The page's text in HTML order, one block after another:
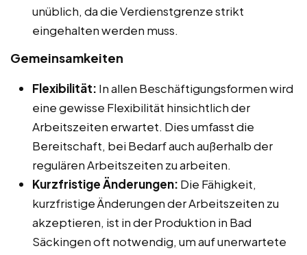
unüblich, da die Verdienstgrenze strikt
eingehalten werden muss.
Gemeinsamkeiten
Flexibilität: In allen Beschäftigungsformen wird
eine gewisse Flexibilität hinsichtlich der
Arbeitszeiten erwartet. Dies umfasst die
Bereitschaft, bei Bedarf auch außerhalb der
regulären Arbeitszeiten zu arbeiten.
Kurzfristige Änderungen: Die Fähigkeit,
kurzfristige Änderungen der Arbeitszeiten zu
akzeptieren, ist in der Produktion in Bad
Säckingen oft notwendig, um auf unerwartete